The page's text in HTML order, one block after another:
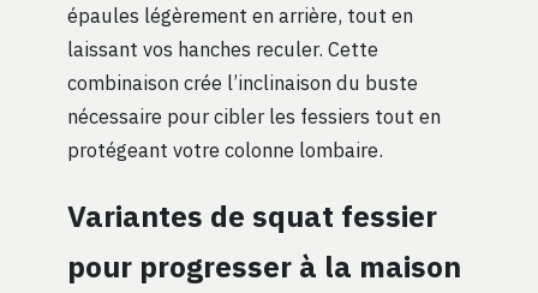
épaules légèrement en arrière, tout en
laissant vos hanches reculer. Cette
combinaison crée l’inclinaison du buste
nécessaire pour cibler les fessiers tout en
protégeant votre colonne lombaire.
Variantes de squat fessier
pour progresser à la maison